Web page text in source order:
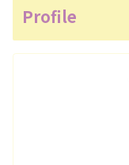
Profile